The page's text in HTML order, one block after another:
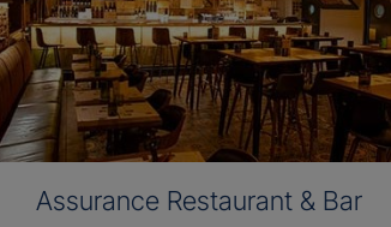
Assurance Restaurant & Bar